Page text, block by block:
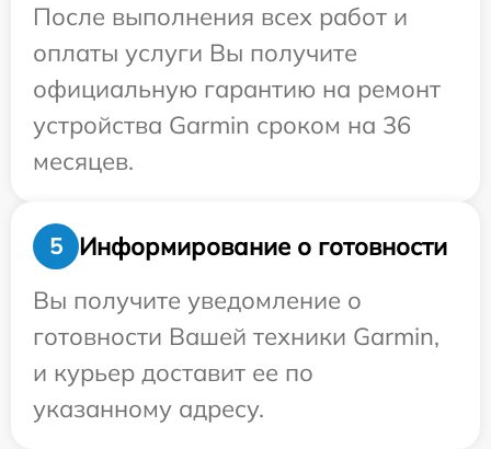
После выполнения всех работ и
оплаты услуги Вы получите
официальную гарантию на ремонт
устройства Garmin сроком на 36
месяцев.
5
Информирование о готовности
Вы получите уведомление о
готовности Вашей техники Garmin,
и курьер доставит ее по
указанному адресу.